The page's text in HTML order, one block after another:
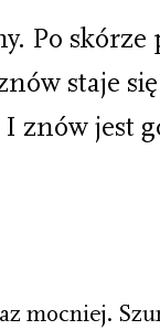
Po skórze
staje
znów jest
mocniej.